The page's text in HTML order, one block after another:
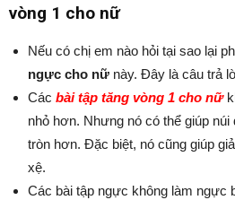
vòng 1 cho nữ
Nếu có chị em nào hỏi tại sao lại
ngực cho nữ này. Đây là câu trả
Các bài tập tăng vòng 1 cho nữ
nhỏ hơn. Nhưng nó có thể giúp
tròn hơn. Đặc biệt, nó cũng giúp
xệ.
Các bài tập ngực không làm ngực